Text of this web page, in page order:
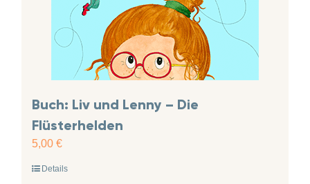
Buch: Liv und Lenny – Die
Flüsterhelden
5,00 €
Details